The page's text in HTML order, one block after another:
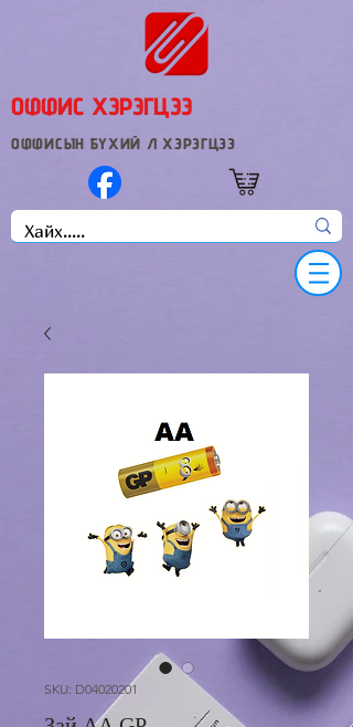
ОФФИС ХЭРЭГЦЭЭ
ОФФИСЫН БҮХИЙ Л ХЭРЭГЦЭЭ
SKU: D04020201